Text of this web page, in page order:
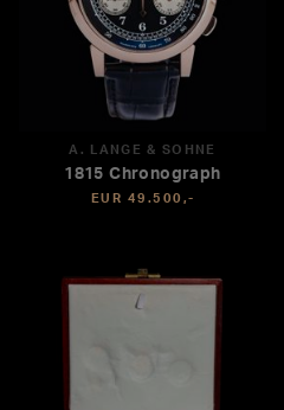
A. LANGE & SÖHNE
1815 Chronograph
EUR 49.500,-